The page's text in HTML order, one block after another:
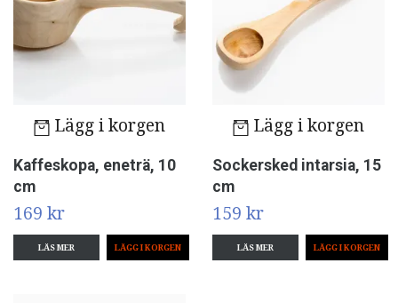
Lägg i korgen
Kaffeskopa, eneträ, 10
cm
169 kr
LÄS MER
Lägg i korgen
Sockersked intarsia, 15
cm
159 kr
LÄS MER